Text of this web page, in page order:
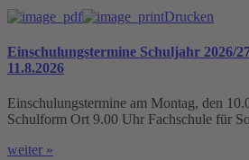
Drucken
Einschulungstermine Schuljahr 2026/
11.8.2026
Einschulungstermine am Montag, den
Schulform Ort 9.00 Uhr Fachschule für
weiter »